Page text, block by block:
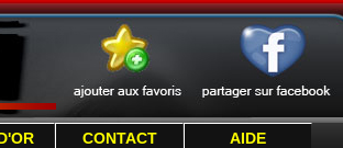
CONTACT AIDE